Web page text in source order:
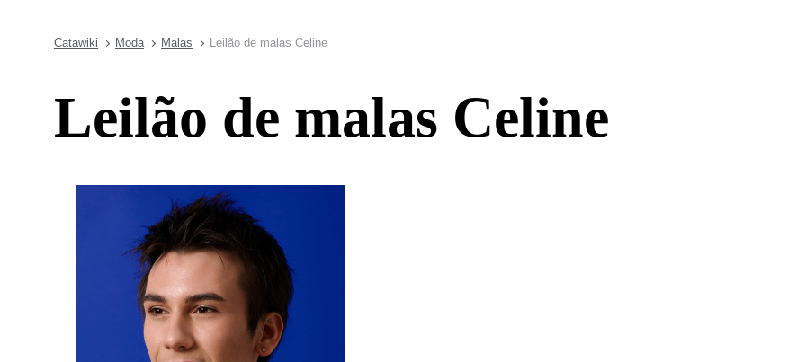
Catawiki Moda Malas Leilão de malas Celine
Leilão de malas Celine